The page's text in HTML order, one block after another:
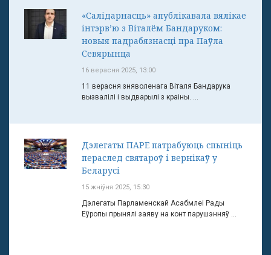
«Салідарнасць» апублікавала вялікае
інтэрв’ю з Віталём Бандаруком:
новыя падрабязнасці пра Паўла
Севярынца
16 верасня 2025, 13:00
11 верасня зняволенага Віталя Бандарука
вызвалілі і выдварылі з краіны. ...
Дэлегаты ПАРЕ патрабуюць спыніць
пераслед святароў і вернікаў у
Беларусі
15 жніўня 2025, 15:30
Дэлегаты Парламенскай Асабмлеі Рады
Еўропы прынялі заяву на конт парушэнняў ...